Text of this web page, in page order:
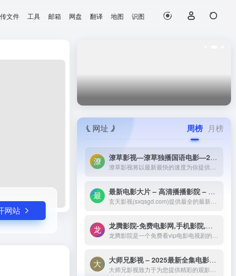
传文件 工具 邮箱 网盘 翻译 地图 识图
网站
网址 周榜 月榜
潦草影视—潦草独播国语电影—2023最新国语大片—免费国语潦草电影网-潦草影视将以最新最快的速度为你提供：最新电影电视剧的介绍和高速观看地址，好看的电影电视剧在线观看尽在潦草影视，为了更好的服务您，我们正在努力做最好的电影电视剧网站！
最新电影大片 – 高清播播影院 – 最新好看的电视剧免费在线观看 _ 玄天影视-玄天影视(sxqsgd.com)提供最全的最新电影大片，最热电视剧，韩国电视剧、香港TVB电视剧、韩剧、日剧、美剧、综艺、动漫的在线观看，无需下载任何播放器即可在线免费观看，每天第一时间更新，欢迎影迷到玄天
龙腾影院-免费电影网,手机影院,高清影视大全-龙腾影院是一个免费看vip电影电视剧的网站，拥有海量、优质、高清电影和好看的电视剧，搞笑综艺及新番动漫，无须会员即可无广告观看全网影视作品，看电影来龙腾影院准没错。
大师兄影视 – 2025最新全集电影电视剧_高清短剧视频免费在线观看-大师兄影视致力于为您提供精彩的观影选择，包括热门电影、电视剧、短剧、最新综艺节目和经典动漫。我们实时更新影片，确保您能享受最新、最全面的在线电影免费观看，更多高清资源尽在大师兄影院网。